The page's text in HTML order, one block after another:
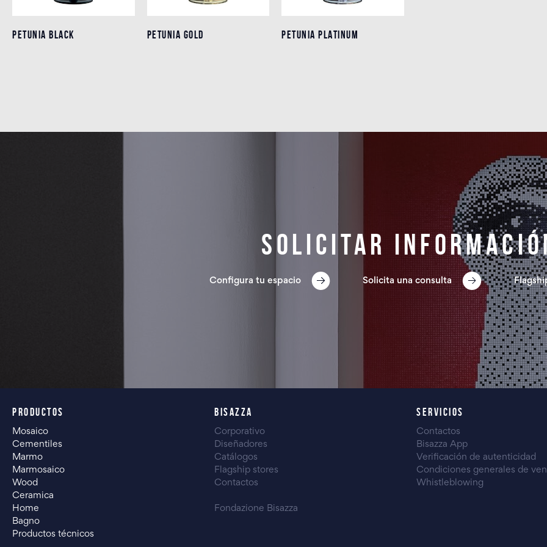
PETUNIA BLACK
PETUNIA BLACK PETUNIA GOLD
PETUNIA GOLD PETUNIA PLATINUM
PETUNIA PLATINUM
Solicitar
Configura tu espacio Solicita una consulta
PRODUCTOS
Mosaico
Cementiles
Marmo
Marmosaico
Wood
Ceramica
Home
Bagno
Productos técnicos
BISAZZA
Corporativo
Diseñadores
Catálogos
Flagship stores
Contactos
Fondazione Bisazza
SERVICIOS
Contactos
Bisazza App
Verificación de autenticidad
Condiciones generales de
Whistleblowing